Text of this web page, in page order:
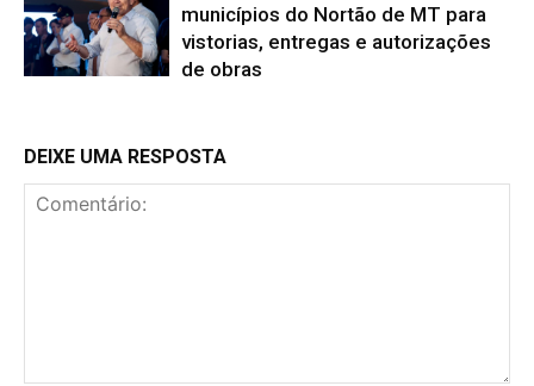
municípios do Nortão de MT para
vistorias, entregas e autorizações
de obras
DEIXE UMA RESPOSTA